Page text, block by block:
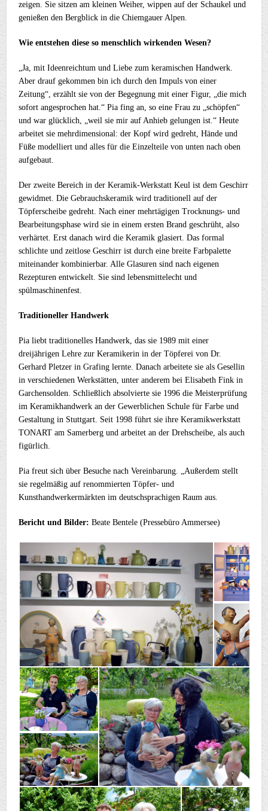
zeigen. Sie sitzen am kleinen Weiher, wippen auf der Schaukel und
genießen den Bergblick in die Chiemgauer Alpen.
Wie entstehen diese so menschlich wirkenden Wesen?
„Ja, mit Ideenreichtum und Liebe zum keramischen Handwerk.
Aber drauf gekommen bin ich durch den Impuls von einer
Zeitung“, erzählt sie von der Begegnung mit einer Figur, „die mich
sofort angesprochen hat.“ Pia fing an, so eine Frau zu „schöpfen“
und war glücklich, „weil sie mir auf Anhieb gelungen ist.“ Heute
arbeitet sie mehrdimensional: der Kopf wird gedreht, Hände und
Füße modelliert und alles für die Einzelteile von unten nach oben
aufgebaut.
Der zweite Bereich in der Keramik-Werkstatt Keul ist dem Geschirr
gewidmet. Die Gebrauchskeramik wird traditionell auf der
Töpferscheibe gedreht. Nach einer mehrtägigen Trocknungs- und
Bearbeitungsphase wird sie in einem ersten Brand geschrüht, also
verhärtet. Erst danach wird die Keramik glasiert. Das formal
schlichte und zeitlose Geschirr ist durch eine breite Farbpalette
miteinander kombinierbar. Alle Glasuren sind nach eigenen
Rezepturen entwickelt. Sie sind lebensmittelecht und
spülmaschinenfest.
Traditioneller Handwerk
Pia liebt traditionelles Handwerk, das sie 1989 mit einer
dreijährigen Lehre zur Keramikerin in der Töpferei von Dr.
Gerhard Pletzer in Grafing lernte. Danach arbeitete sie als Gesellin
in verschiedenen Werkstätten, unter anderem bei Elisabeth Fink in
Garchensolden. Schließlich absolvierte sie 1996 die Meisterprüfung
im Keramikhandwerk an der Gewerblichen Schule für Farbe und
Gestaltung in Stuttgart. Seit 1998 führt sie ihre Keramikwerkstatt
TONART am Samerberg und arbeitet an der Drehscheibe, als auch
figürlich.
Pia freut sich über Besuche nach Vereinbarung. „Außerdem stellt
sie regelmäßig auf renommierten Töpfer- und
Kunsthandwerkermärkten im deutschsprachigen Raum aus.
Bericht und Bilder:Beate Bentele (Pressebüro Ammersee)